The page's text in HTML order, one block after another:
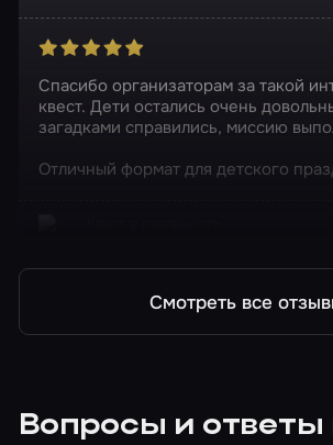
Спасибо организаторам за такой
квест. Дети остались очень
загадками справились, миссию
Отличный формат для детского
Смотреть все
Вопросы и ответы